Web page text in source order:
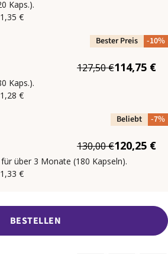
Kaps.).
€
Bester Preis -10%
127,50 €114,75 €
Kaps.).
€
Beliebt -7%
130,00 €120,25 €
über 3 Monate (180 Kapseln).
€
BESTELLEN